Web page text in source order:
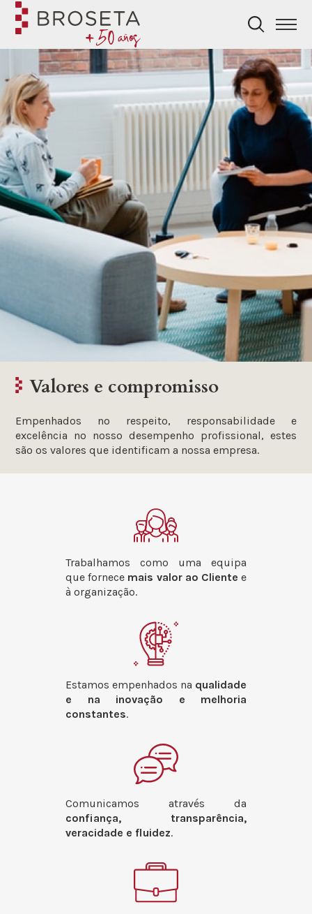
Valores e compromisso
Empenhados no respeito, responsabilidade e
excelência no nosso desempenho profissional, estes
são os valores que identificam a nossa empresa.
Trabalhamos como uma equipa
que fornece mais valor ao Cliente e
à organização.
Estamos empenhados na qualidade
e na inovação e melhoria
constantes.
Comunicamos através da
confiança, transparência,
veracidade e fluidez.